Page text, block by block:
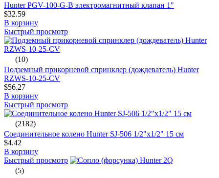
Hunter PGV-100-G-B электромагнитный клапан 1"
$32.59
В корзину
Быстрый просмотр
(10)
Подземный прикорневой спринклер (дождеватель) Hunter
RZWS-10-25-CV
$56.27
В корзину
Быстрый просмотр
(2182)
Соединительное колено Hunter SJ-506 1/2"х1/2" 15 см
$4.42
В корзину
Быстрый просмотр
(5)